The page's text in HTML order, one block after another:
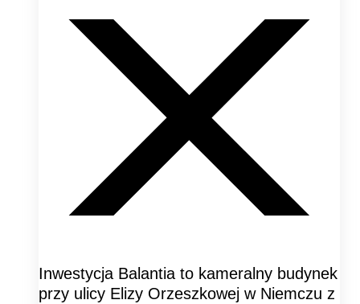
Inwestycja Balantia to kameralny budynek
przy ulicy Elizy Orzeszkowej w Niemczu z